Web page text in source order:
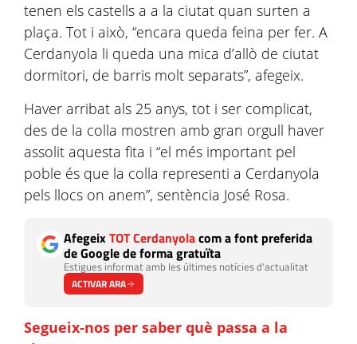
tenen els castells a a la ciutat quan surten a
plaça. Tot i això, “encara queda feina per fer. A
Cerdanyola li queda una mica d’allò de ciutat
dormitori, de barris molt separats”, afegeix.
Haver arribat als 25 anys, tot i ser complicat,
des de la colla mostren amb gran orgull haver
assolit aquesta fita i “el més important pel
poble és que la colla representi a Cerdanyola
pels llocs on anem”, sentència José Rosa.
AfegeixTOT Cerdanyolacom a font preferida
de Google de forma gratuïta
Estigues informat amb les últimes notícies d'actualitat
ACTIVAR ARA
Segueix-nos per saber què passa a la